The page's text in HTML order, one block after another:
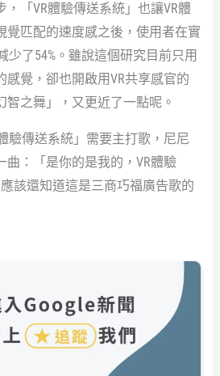
「VR體驗傳送系統」也讓VR體
覺匹配的速度感之後，使用者在實
少了54%。雖說這個研究目前只用
感覺，卻也開啟用VR共享感官的
智之舞」，又更近了一點呢。
驗傳送系統」需要主打歌，尼尼
曲：「是你的是我的，VR體驗
該還知道這是三商巧福廣告歌的